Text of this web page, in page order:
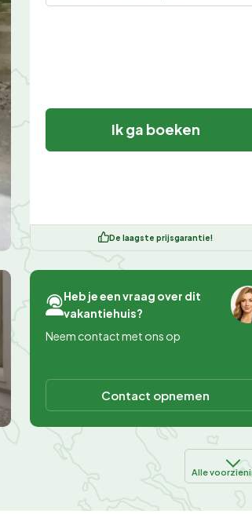
Ik ga boeken
De laagste prijsgarantie!
Heb je een vraag over dit
vakantiehuis?
Neem contact met ons op
Contact opnemen
Alle